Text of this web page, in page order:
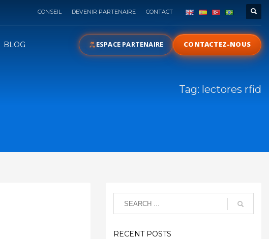
CONSEIL DEVENIR PARTENAIRE CONTACT
BLOG ESPACE PARTENAIRE CONTACTEZ-NOUS
Tag: lectores rfid
RECENT POSTS